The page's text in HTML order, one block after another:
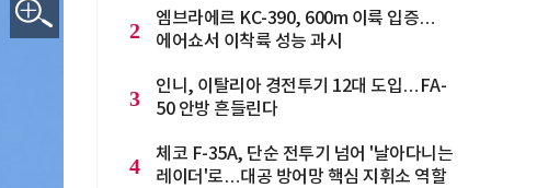
2
엠브라에르 KC-390, 600m 이륙 입증…
에어쇼서 이착륙 성능 과시
3
인니, 이탈리아 경전투기 12대 도입…FA-
50 안방 흔들린다
4
체코 F-35A, 단순 전투기 넘어 '날아다니는
레이더'로…대공 방어망 핵심 지휘소 역할